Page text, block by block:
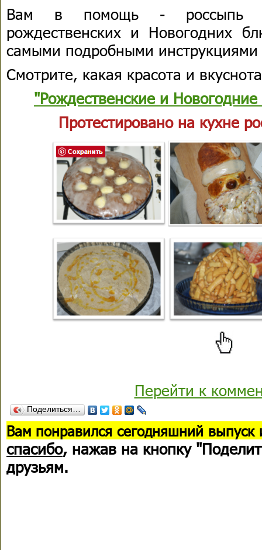
Вам в помощь - россыпь
рождественских и Новогодних
самыми подробными инструкциями
Смотрите, какая красота и
"Рождественские и
Протестировано на кухне
Перейти к
Поделиться…
Вам понравился сегодняшний выпуск
спасибо, нажав на кнопку
друзьям.